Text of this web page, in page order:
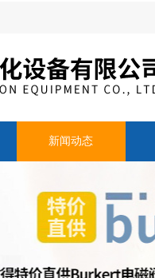
新闻动态